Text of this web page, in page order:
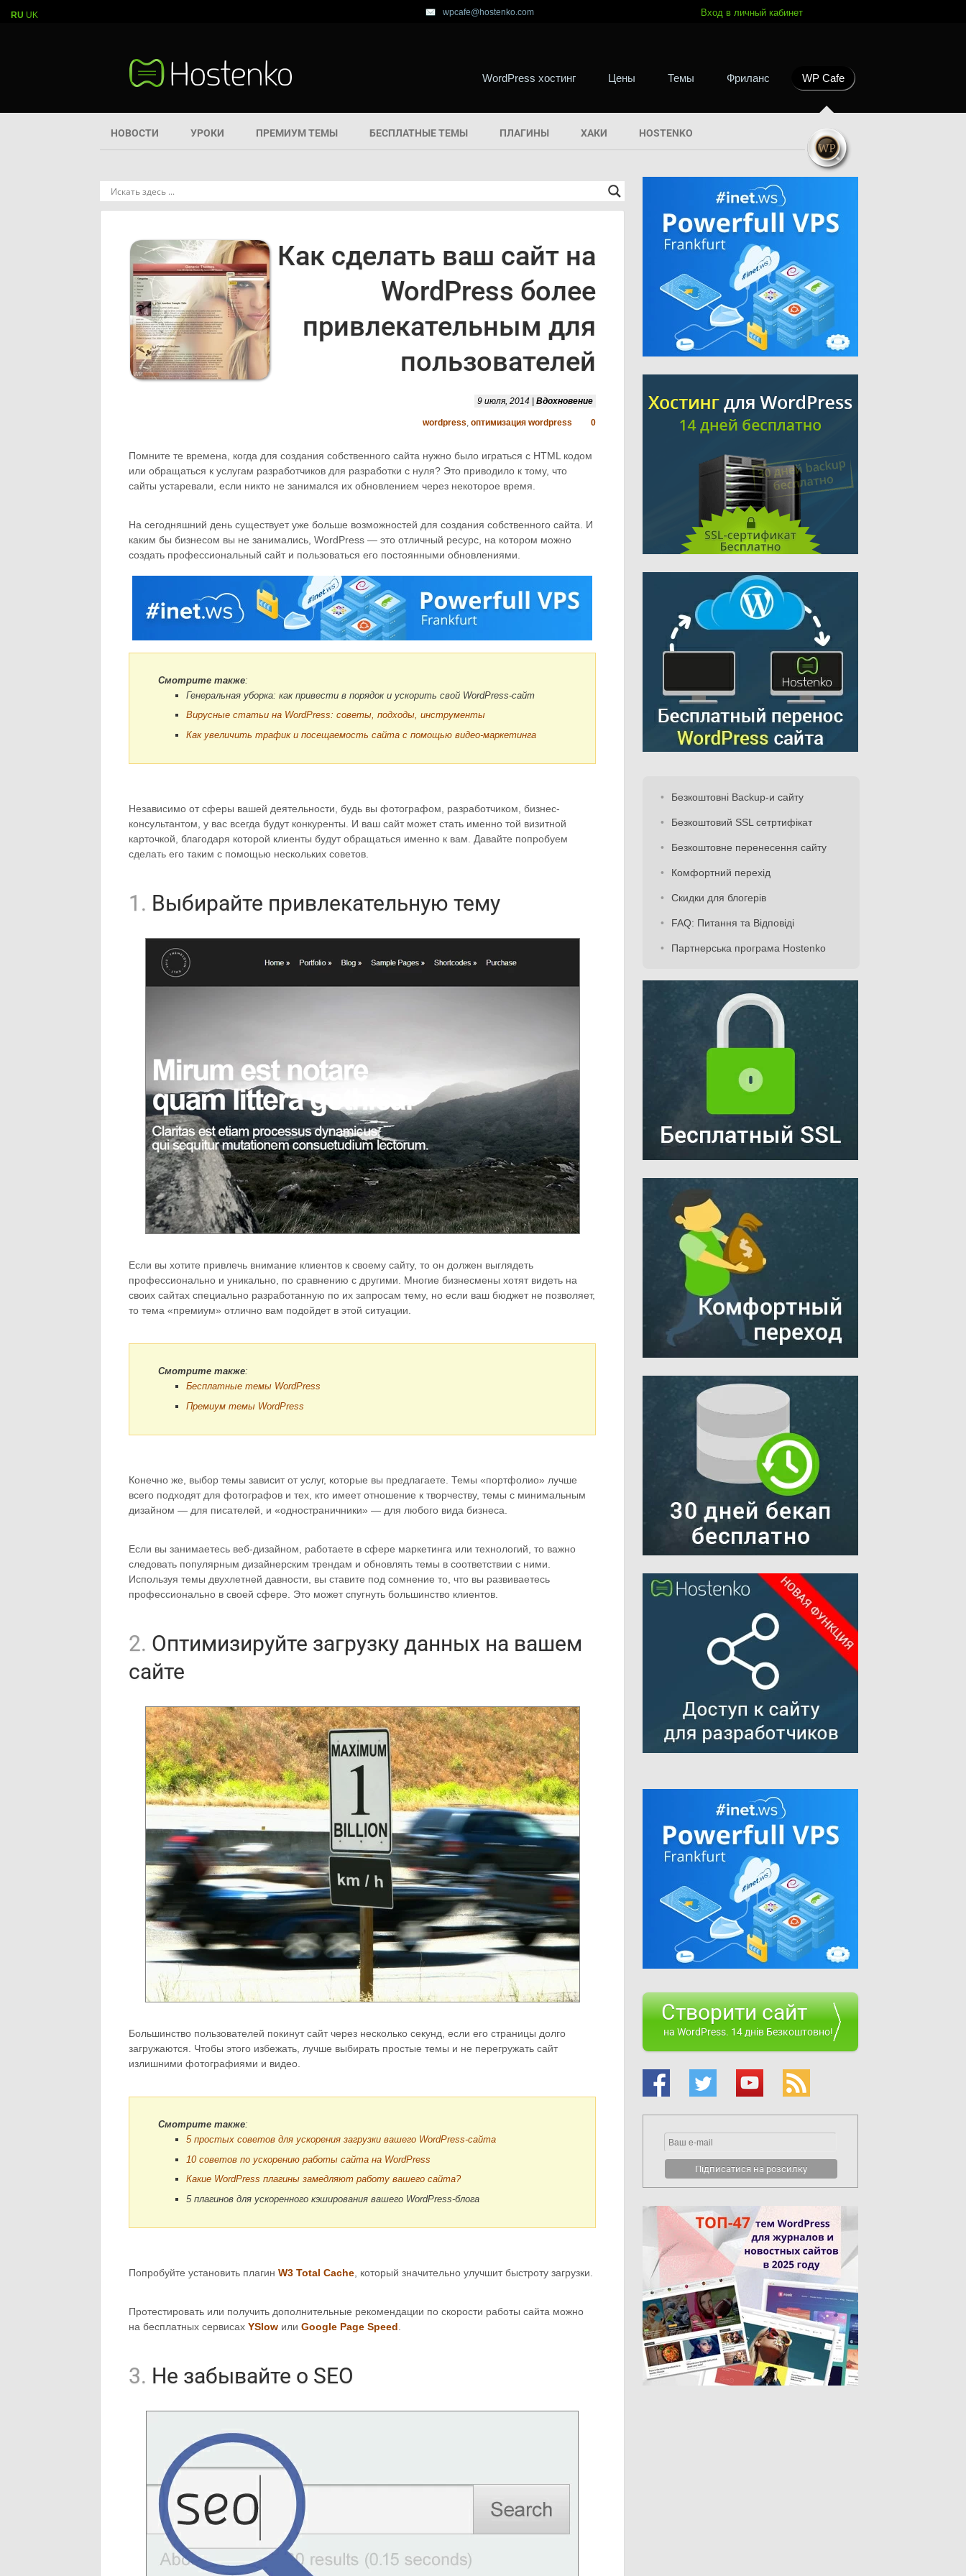
wpcafe@hostenko.com Вход в личный кабинет
WordPress хостинг Цены Темы Фриланс WP Cafe
НОВОСТИ УРОКИ ПРЕМИУМ ТЕМЫ БЕСПЛАТНЫЕ ТЕМЫ ПЛАГИНЫ ХАКИ HOSTENKO
Как сделать ваш сайт на
WordPress более
привлекательным для
пользователей
9 июля, 2014 | Вдохновение
wordpress, оптимизация wordpress 0
Помните те времена, когда для создания собственного сайта нужно было играться с HTML кодом
или обращаться к услугам разработчиков для разработки с нуля? Это приводило к тому, что
сайты устаревали, если никто не занимался их обновлением через некоторое время.
На сегодняшний день существует уже больше возможностей для создания собственного сайта. И
каким бы бизнесом вы не занимались, WordPress — это отличный ресурс, на котором можно
создать профессиональный сайт и пользоваться его постоянными обновлениями.
Смотрите также:
Генеральная уборка: как привести в порядок и ускорить свой WordPress-сайт
Вирусные статьи на WordPress: советы, подходы, инструменты
Как увеличить трафик и посещаемость сайта с помощью видео-маркетинга
Независимо от сферы вашей деятельности, будь вы фотографом, разработчиком, бизнес-
консультантом, у вас всегда будут конкуренты. И ваш сайт может стать именно той визитной
карточкой, благодаря которой клиенты будут обращаться именно к вам. Давайте попробуем
сделать его таким с помощью нескольких советов.
1. Выбирайте привлекательную тему
Если вы хотите привлечь внимание клиентов к своему сайту, то он должен выглядеть
профессионально и уникально, по сравнению с другими. Многие бизнесмены хотят видеть на
своих сайтах специально разработанную по их запросам тему, но если ваш бюджет не позволяет,
то тема «премиум» отлично вам подойдет в этой ситуации.
Смотрите также:
Бесплатные темы WordPress
Премиум темы WordPress
Конечно же, выбор темы зависит от услуг, которые вы предлагаете. Темы «портфолио» лучше
всего подходят для фотографов и тех, кто имеет отношение к творчеству, темы с минимальным
дизайном — для писателей, и «одностраничники» — для любого вида бизнеса.
Если вы занимаетесь веб-дизайном, работаете в сфере маркетинга или технологий, то важно
следовать популярным дизайнерским трендам и обновлять темы в соответствии с ними.
Используя темы двухлетней давности, вы ставите под сомнение то, что вы развиваетесь
профессионально в своей сфере. Это может спугнуть большинство клиентов.
2. Оптимизируйте загрузку данных на вашем
сайте
Большинство пользователей покинут сайт через несколько секунд, если его страницы долго
загружаются. Чтобы этого избежать, лучше выбирать простые темы и не перегружать сайт
излишними фотографиями и видео.
Смотрите также:
5 простых советов для ускорения загрузки вашего WordPress-сайта
10 советов по ускорению работы сайта на WordPress
Какие WordPress плагины замедляют работу вашего сайта?
5 плагинов для ускоренного кэширования вашего WordPress-блога
Попробуйте установить плагин W3 Total Cache, который значительно улучшит быстроту загрузки.
Протестировать или получить дополнительные рекомендации по скорости работы сайта можно
на бесплатных сервисах YSlow или Google Page Speed.
3. Не забывайте о SЕО
Безкоштовні Backup-и сайту
Безкоштовий SSL сетртифікат
Безкоштовне перенесення сайту
Комфортний перехід
Скидки для блогерів
FAQ: Питання та Відповіді
Партнерська програма Hostenko
Створити сайт
на WordPress. 14 днів Безкоштовно!
RU UK